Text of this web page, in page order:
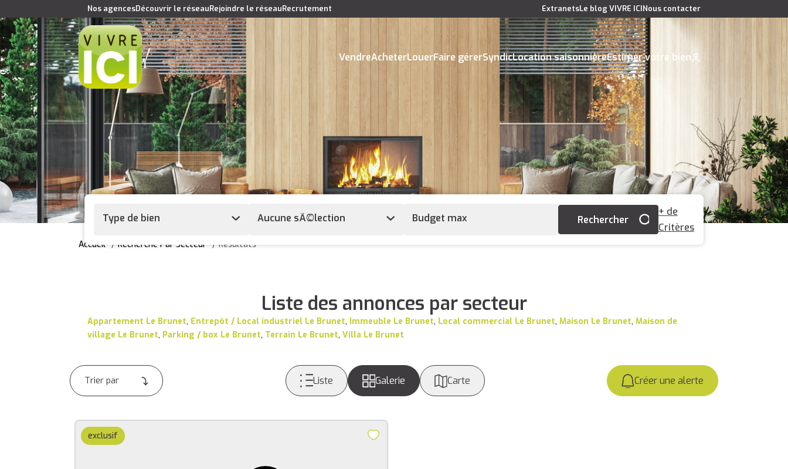
Nos agencesDécouvrir le réseauRejoindre le réseauRecrutement ExtranetsLe blog VIVRE ICINous contacter
VendreAcheterLouerFaire gérerSyndicLocation saisonnièreEstimer votre bien
Type de bien Aucune sÃ©lection
+ de
Critères
Accueil Recherche Par Secteur Résultats
Liste des annonces par secteur
Appartement Le Brunet, Entrepôt / Local industriel Le Brunet, Immeuble Le Brunet, Local commercial Le Brunet,Maison Le Brunet,Maison de
village Le Brunet, Parking / box Le Brunet, Terrain Le Brunet,Villa Le Brunet
Créer une alerte
Liste Galerie Carte
exclusif